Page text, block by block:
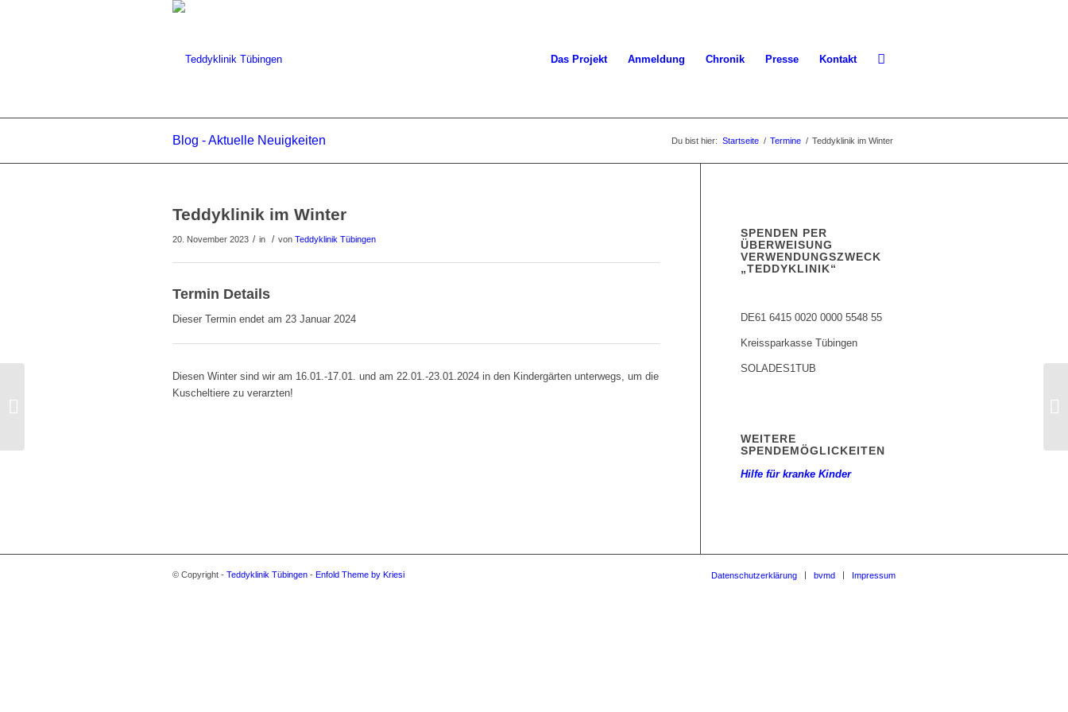
Das Projekt Anmeldung Chronik Presse Kontakt
Blog - Aktuelle Neuigkeiten Du bist hier: Startseite / Termine / Teddyklinik im Winter
Teddyklinik im Winter
20. November 2023 / in / von Teddyklinik Tübingen
Termin Details
Dieser Termin endet am 23 Januar 2024
Diesen Winter sind wir am 16.01.-17.01. und am 22.01.-23.01.2024 in den Kindergärten unterwegs, um die
Kuscheltiere zu verarzten!
SPENDEN PER
ÜBERWEISUNG
VERWENDUNGSZWECK
„TEDDYKLINIK“
DE61 6415 0020 0000 5548 55
Kreissparkasse Tübingen
SOLADES1TUB
WEITERE
SPENDEMÖGLICKEITEN
Hilfe für kranke Kinder
© Copyright - Teddyklinik Tübingen - Enfold Theme by Kriesi Datenschutzerklärung bvmd Impressum